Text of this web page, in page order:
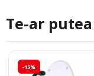
Te-ar
-15%